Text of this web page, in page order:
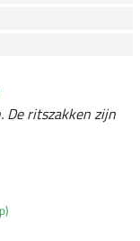
De ritszakken zijn